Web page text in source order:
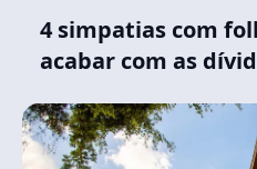
4 simpatias com
acabar com as